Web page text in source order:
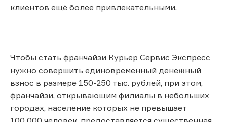
клиентов ещё более привлекательными.
Чтобы стать франчайзи Курьер Сервис Экспресс
нужно совершить единовременный денежный
взнос в размере 150-250 тыс. рублей, при этом,
франчайзи, открывающим филиалы в небольших
городах, население которых не превышает